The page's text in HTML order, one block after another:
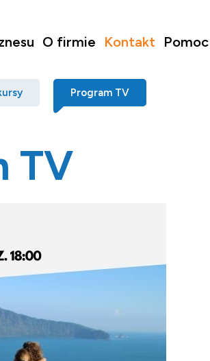
O firmie Kontakt Pomoc
Program TV
TV